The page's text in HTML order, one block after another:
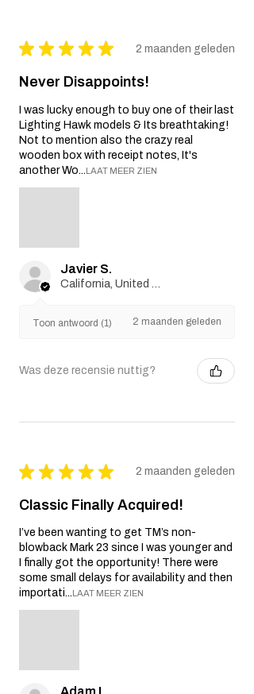
★ ★ ★ ★ ★ 2 maanden geleden
Never Disappoints!
I was lucky enough to buy one of their last
Lighting Hawk models & Its breathtaking!
Not to mention also the crazy real
wooden box with receipt notes, It's
another Wo...LAAT MEER ZIEN
Javier S.
Toon antwoord (1) 2 maanden geleden
Was deze recensie nuttig?
★ ★ ★ ★ ★ 2 maanden geleden
Classic Finally Acquired!
I’ve been wanting to get TM’s non-
blowback Mark 23 since I was younger and
I finally got the opportunity! There were
some small delays for availability and then
importati...LAAT MEER ZIEN
Adam L.